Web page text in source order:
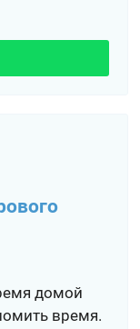
домой
время.